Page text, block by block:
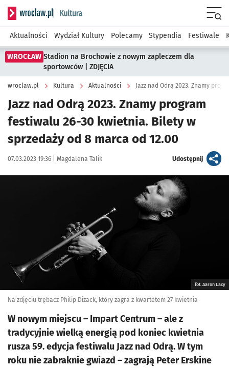
Serwis informacyjny wroclaw.pl podserwis: Kultura
Aktualności Wydział Kultury Polecamy Stypendia Festiwale
WROCŁAW Stadion na Brochowie z nowym zapleczem dla
sportowców | ZDJĘCIA
wroclaw.pl Kultura Aktualności
Jazz nad Odrą 2023. Znamy program
festiwalu 26-30 kwietnia. Bilety w
sprzedaży od 8 marca od 12.00
Data publikacji:
07.03.2023 19:36 | Autor:
Magdalena Talik Udostępnijartykuł
fot. Aaron Lacy
Na zdjęciu trębacz Philip Dizack, który zagra z kwartetem 27 kwietnia
W nowym miejscu – Impart Centrum – ale z
tradycyjnie wielką energią pod koniec kwietnia
rusza 59. edycja festiwalu Jazz nad Odrą. W tym
roku nie zabraknie gwiazd – zagrają Peter Erskine